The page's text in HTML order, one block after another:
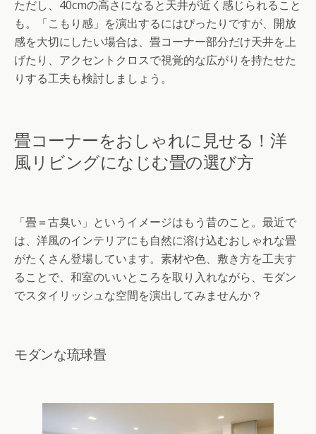
ただし、40cmの高さになると天井が近く感じられること
も。「こもり感」を演出するにはぴったりですが、開放
感を大切にしたい場合は、畳コーナー部分だけ天井を上
げたり、アクセントクロスで視覚的な広がりを持たせた
りする工夫も検討しましょう。
畳コーナーをおしゃれに見せる！洋
風リビングになじむ畳の選び方
「畳＝古臭い」というイメージはもう昔のこと。最近で
は、洋風のインテリアにも自然に溶け込むおしゃれな畳
がたくさん登場しています。素材や色、敷き方を工夫す
ることで、和室のいいところを取り入れながら、モダン
でスタイリッシュな空間を演出してみませんか？
モダンな琉球畳